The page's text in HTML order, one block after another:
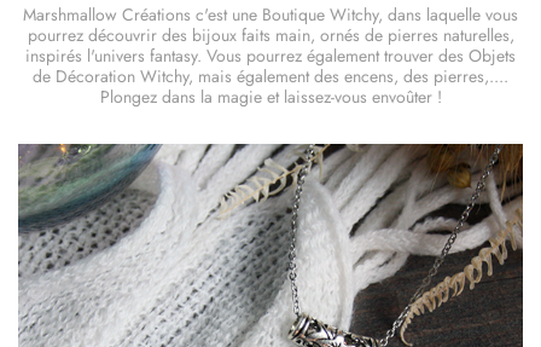
Marshmallow Créations c'est une Boutique Witchy, dans laquelle vous
pourrez découvrir des bijoux faits main, ornés de pierres naturelles,
inspirés l'univers fantasy. Vous pourrez également trouver des Objets
de Décoration Witchy, mais également des encens, des pierres,....
Plongez dans la magie et laissez-vous envoûter !